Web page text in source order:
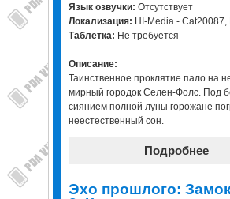
Язык озвучки: Отсутствует
Локализация: HI-Media - Cat20087,
Таблетка: Не требуется
Описание:
Таинственное проклятие пало на
мирный городок Селен-Фолс. Под
сиянием полной луны горожане
неестественный сон.
Подробнее
Эхо прошлого: